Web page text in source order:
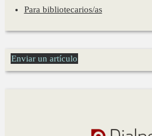
Para bibliotecarios/as
Enviar un artículo